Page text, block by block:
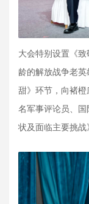
大会特别设置《
龄的解放战争老
甜》环节，向褚
名军事评论员、
状及面临主要挑战